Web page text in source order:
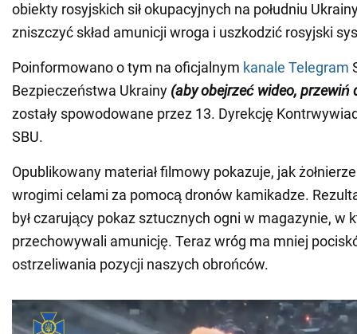
obiekty rosyjskich sił okupacyjnych na południu
zniszczyć skład amunicji wroga i uszkodzić rosyjski
Poinformowano o tym na oficjalnym kanale Telegram
Bezpieczeństwa Ukrainy (aby obejrzeć wideo, przewiń
zostały spowodowane przez 13. Dyrekcję
SBU.
Opublikowany materiał filmowy pokazuje, jak
wrogimi celami za pomocą dronów kamikadze.
był czarujący pokaz sztucznych ogni w magazynie, w
przechowywali amunicję. Teraz wróg ma mniej
ostrzeliwania pozycji naszych obrońców.